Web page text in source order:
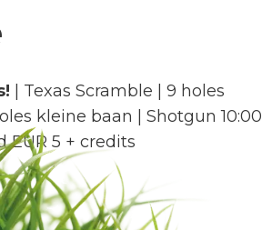
| Texas Scramble | 9 holes
kleine baan | Shotgun 10:00
EUR 5 + credits